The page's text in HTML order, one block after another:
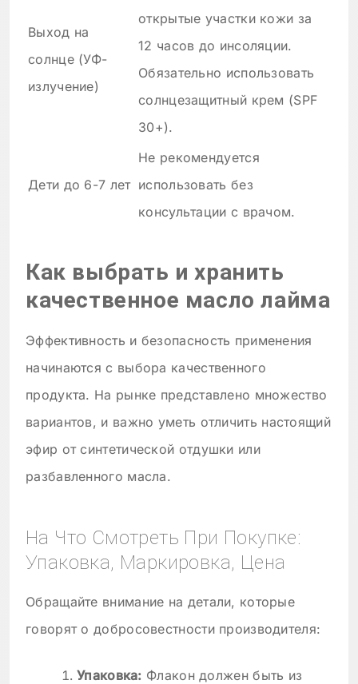
Выход на
солнце (УФ-
излучение)
открытые участки кожи за
12 часов до инсоляции.
Обязательно использовать
солнцезащитный крем (SPF
30+).
Дети до 6-7 лет
Не рекомендуется
использовать без
консультации с врачом.
Как выбрать и хранить
качественное масло лайма
Эффективность и безопасность применения
начинаются с выбора качественного
продукта. На рынке представлено множество
вариантов, и важно уметь отличить настоящий
эфир от синтетической отдушки или
разбавленного масла.
На Что Смотреть При Покупке:
Упаковка, Маркировка, Цена
Обращайте внимание на детали, которые
говорят о добросовестности производителя:
Упаковка: Флакон должен быть из